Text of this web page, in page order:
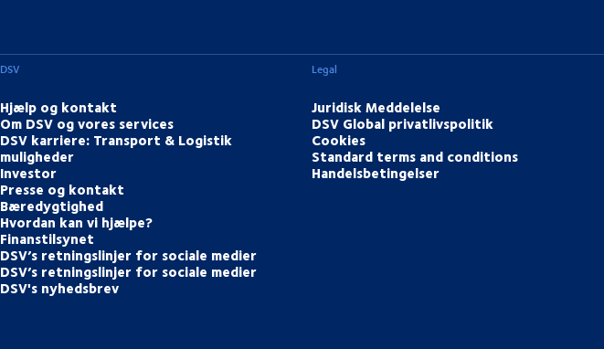
DSV
Hjælp og kontakt
Om DSV og vores services
DSV karriere: Transport & Logistik
muligheder
Investor
Presse og kontakt
Bæredygtighed
Hvordan kan vi hjælpe?
Finanstilsynet
DSV’s retningslinjer for sociale medier
DSV’s retningslinjer for sociale medier
DSV's nyhedsbrev
Legal
Juridisk Meddelelse
DSV Global privatlivspolitik
Cookies
Standard terms and conditions
Handelsbetingelser